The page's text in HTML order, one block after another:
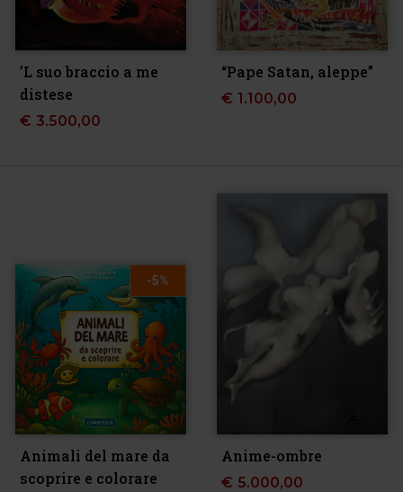
’L suo braccio a me
distese
€ 3.500,00
“Pape Satan, aleppe”
€ 1.100,00
-5%
Animali del mare da
scoprire e colorare
Anime-ombre
€ 5.000,00